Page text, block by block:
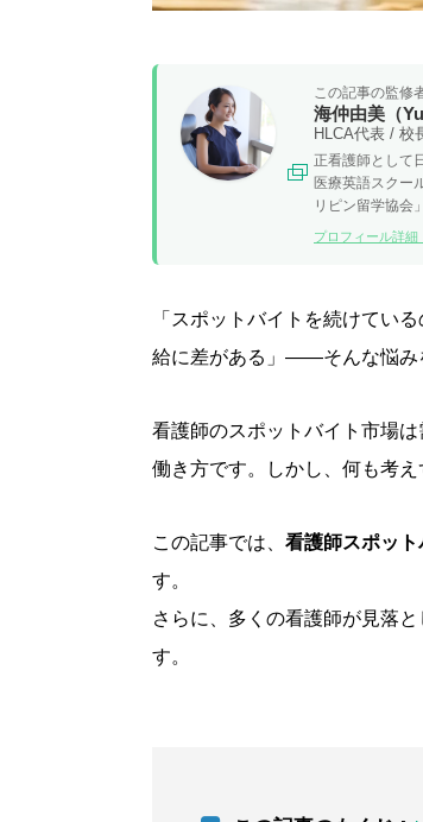
この記事の監修
海仲由美（
HLCA代表 / 校
正看護師として
医療英語スクー
リピン留学協会
プロフィール詳
「スポットバイトを続けてい
給に差がある」——そんな悩み
看護師のスポットバイト市場
働き方です。しかし、何も考
この記事では、 看護師スポッ
す。
さらに、多くの看護師が見落
す。